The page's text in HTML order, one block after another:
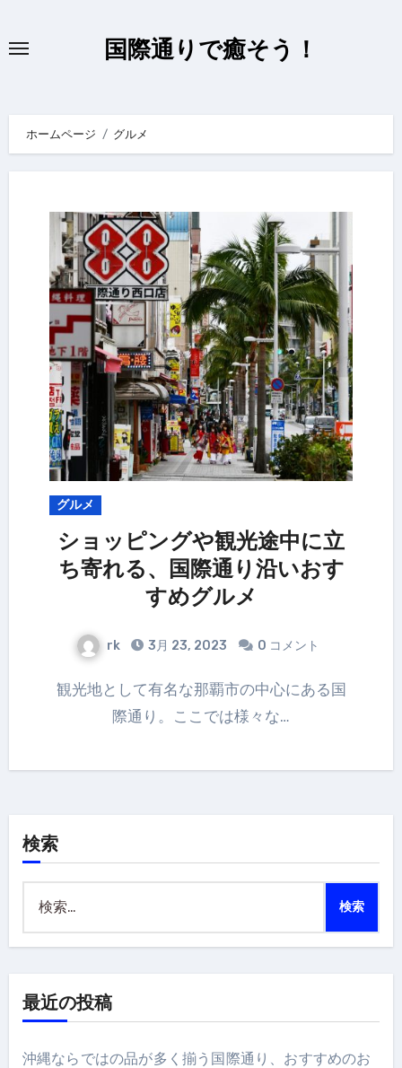
国際通りで癒そう！
ホームページ グルメ
グルメ
ショッピングや観光途中に立
ち寄れる、国際通り沿いおす
すめグルメ
rk 3月 23, 2023 0 コメント
観光地として有名な那覇市の中心にある国
際通り。ここでは様々な…
検索
最近の投稿
沖縄ならではの品が多く揃う国際通り、おすすめのお